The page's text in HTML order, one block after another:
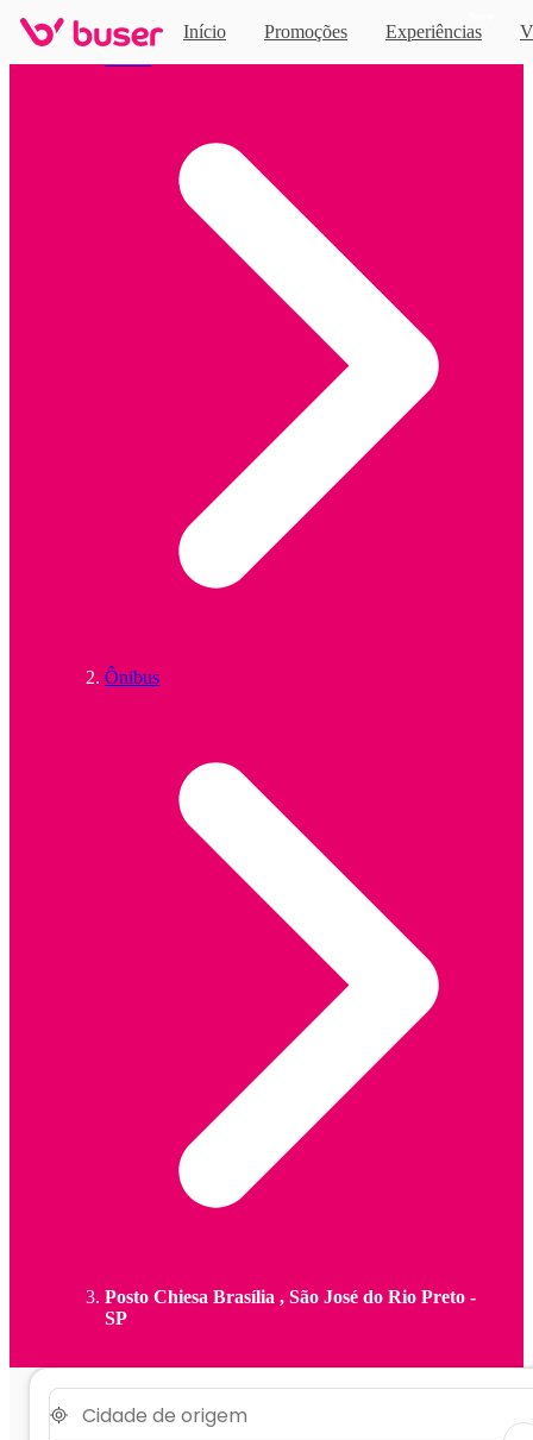
Início Promoções Experiências
Ônibus
Posto Chiesa Brasília , São José do Rio Preto -
SP